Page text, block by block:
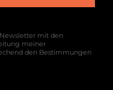
mit den
meiner
den Bestimmungen